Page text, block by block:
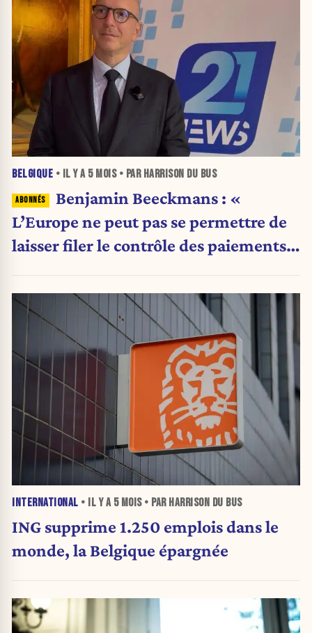
BELGIQUE • IL Y A 5 MOIS• PAR HARRISON DU BUS
Benjamin Beeckmans : «
L’Europe ne peut pas se permettre de
laisser filer le contrôle des paiements
INTERNATIONAL • IL Y A 5 MOIS• PAR HARRISON DU BUS
ING supprime 1.250 emplois dans le
monde, la Belgique épargnée